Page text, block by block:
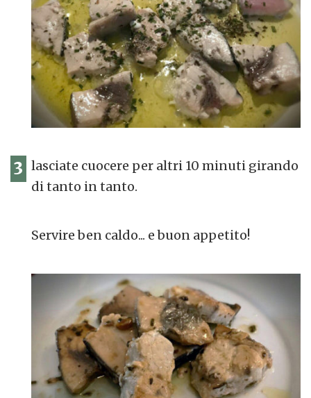
3 lasciate cuocere per altri 10 minuti girando
di tanto in tanto.
Servire ben caldo... e buon appetito!